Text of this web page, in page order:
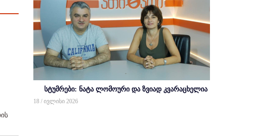
სტუმრები: ნატა ლომოური და ზვიად კვარაცხელია
18 / ივლისი 2026